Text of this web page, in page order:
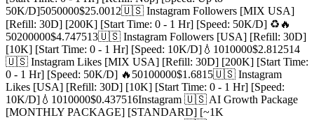
50K/D]5050000$25.0012🇺🇸 Instagram Followers [MIX USA]
[Refill: 30D] [200K] [Start Time: 0 - 1 Hr] [Speed: 50K/D] ♻️🔥
50200000$4.747513🇺🇸 Instagram Followers [USA] [Refill: 30D]
[10K] [Start Time: 0 - 1 Hr] [Speed: 10K/D]💧 1010000$2.812514
🇺🇸 Instagram Likes [MIX USA] [Refill: 30D] [200K] [Start Time:
0 - 1 Hr] [Speed: 50K/D] 🔥 50100000$1.6815🇺🇸 Instagram
Likes [USA] [Refill: 30D] [10K] [Start Time: 0 - 1 Hr] [Speed:
10K/D]💧 1010000$0.437516Instagram 🇺🇸 AI Growth Package
[MONTHLY PACKAGE] [STANDARD] [~1K